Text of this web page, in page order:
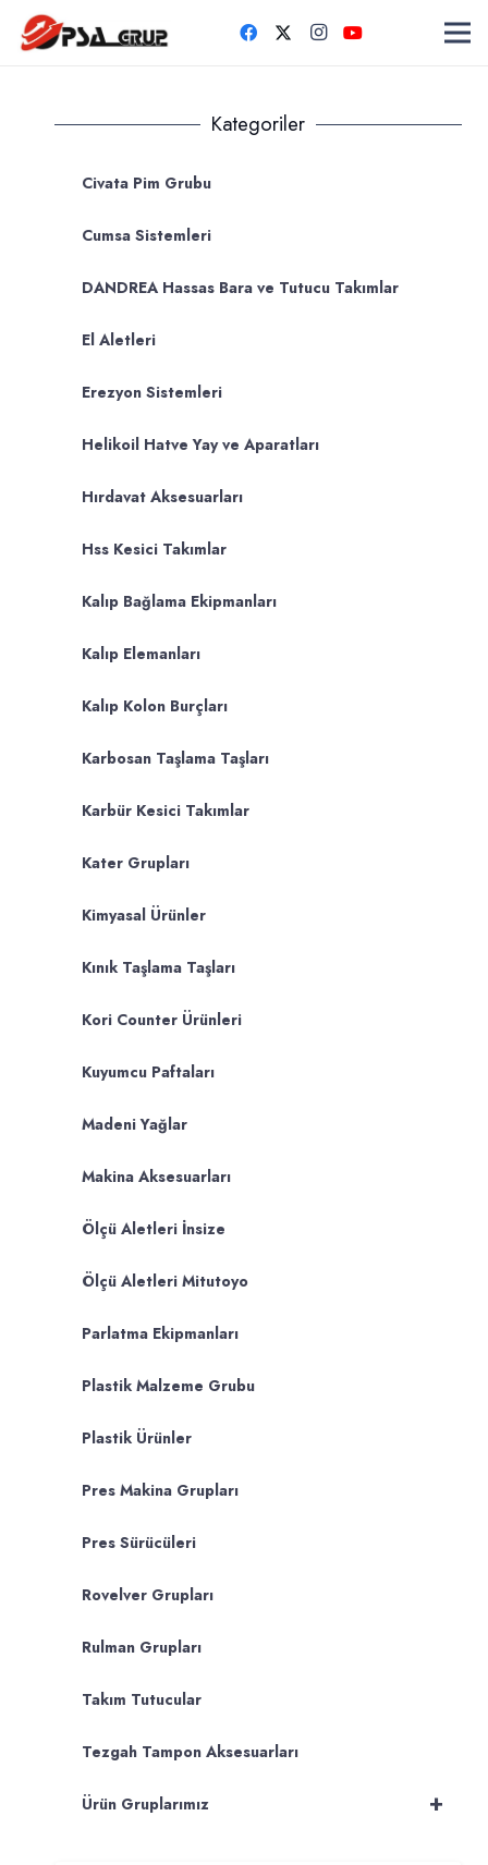
Kategoriler
Civata Pim Grubu
Cumsa Sistemleri
DANDREA Hassas Bara ve Tutucu Takımlar
El Aletleri
Erezyon Sistemleri
Helikoil Hatve Yay ve Aparatları
Hırdavat Aksesuarları
Hss Kesici Takımlar
Kalıp Bağlama Ekipmanları
Kalıp Elemanları
Kalıp Kolon Burçları
Karbosan Taşlama Taşları
Karbür Kesici Takımlar
Kater Grupları
Kimyasal Ürünler
Kınık Taşlama Taşları
Kori Counter Ürünleri
Kuyumcu Paftaları
Madeni Yağlar
Makina Aksesuarları
Ölçü Aletleri İnsize
Ölçü Aletleri Mitutoyo
Parlatma Ekipmanları
Plastik Malzeme Grubu
Plastik Ürünler
Pres Makina Grupları
Pres Sürücüleri
Rovelver Grupları
Rulman Grupları
Takım Tutucular
Tezgah Tampon Aksesuarları
+
Ürün Gruplarımız